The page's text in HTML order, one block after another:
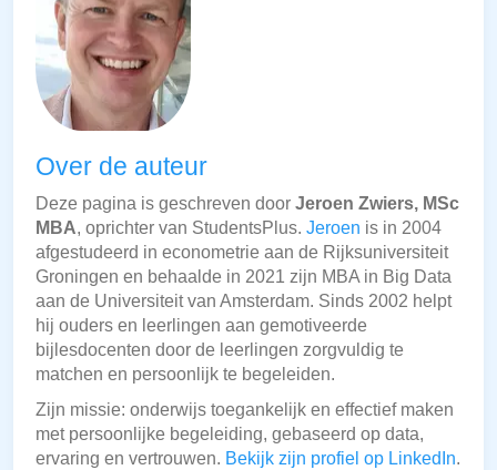
Over de auteur
Deze pagina is geschreven door Jeroen Zwiers, MSc
MBA, oprichter van StudentsPlus. Jeroen is in 2004
afgestudeerd in econometrie aan de Rijksuniversiteit
Groningen en behaalde in 2021 zijn MBA in Big Data
aan de Universiteit van Amsterdam. Sinds 2002 helpt
hij ouders en leerlingen aan gemotiveerde
bijlesdocenten door de leerlingen zorgvuldig te
matchen en persoonlijk te begeleiden.
Zijn missie: onderwijs toegankelijk en effectief maken
met persoonlijke begeleiding, gebaseerd op data,
ervaring en vertrouwen. Bekijk zijn profiel op LinkedIn.